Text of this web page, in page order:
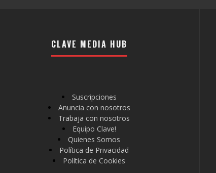
CLAVE MEDIA HUB
Suscripciones
Anuncia con nosotros
Trabaja con nosotros
Equipo Clave!
Quienes Somos
Política de Privacidad
Política de Cookies